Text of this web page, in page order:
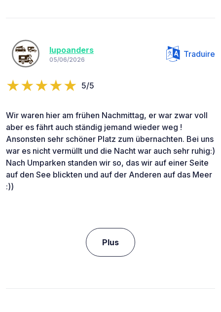
lupoanders
05/06/2026
Traduire
5/5
Wir waren hier am frühen Nachmittag, er war zwar voll
aber es fährt auch ständig jemand wieder weg !
Ansonsten sehr schöner Platz zum übernachten. Bei uns
war es nicht vermüllt und die Nacht war auch sehr ruhig:)
Nach Umparken standen wir so, das wir auf einer Seite
auf den See blickten und auf der Anderen auf das Meer
:))
Plus